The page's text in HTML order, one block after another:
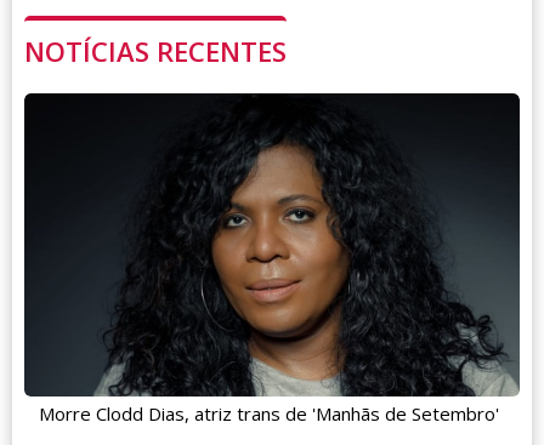
NOTÍCIAS RECENTES
Morre Clodd Dias, atriz trans de 'Manhãs de Setembro'